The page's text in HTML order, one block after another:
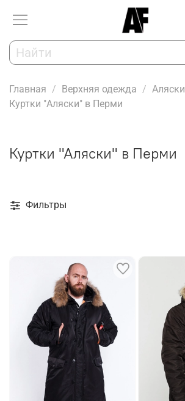
Главная Верхняя одежда
Аляски
Куртки "Аляски" в Перми
Куртки "Аляски" в Перми
Фильтры